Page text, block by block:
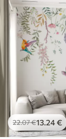
22.07€13 .24€